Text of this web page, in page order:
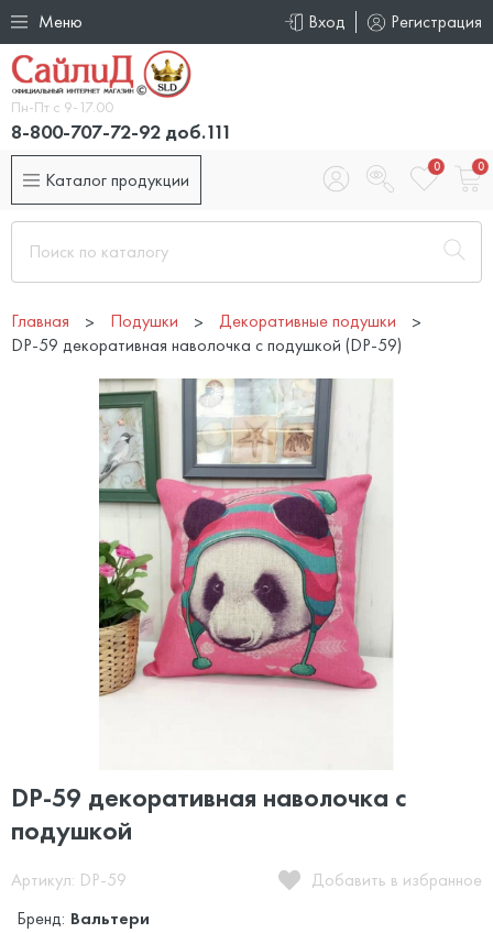
Меню Вход Регистрация
Пн-Пт с 9-17.00
8-800-707-72-92 доб.111
Каталог продукции
0 0
Главная Подушки
Декоративные подушки
DP-59 декоративная наволочка с подушкой (DP-59)
DP-59 декоративная наволочка с
подушкой
Артикул: DP-59
Добавить в избранное
Бренд: Вальтери